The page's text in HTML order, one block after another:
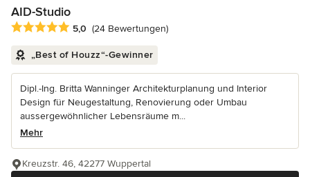
AID-Studio
Durchschnittliche Bewertung: 5 von 5 Sternen
5,0 (24 Bewertungen)
„Best of Houzz“-Gewinner
Dipl.-Ing. Britta Wanninger Architekturplanung und Interior
Design für Neugestaltung, Renovierung oder Umbau
aussergewöhnlicher Lebensräume m...
Mehr
Kreuzstr. 46, 42277 Wuppertal